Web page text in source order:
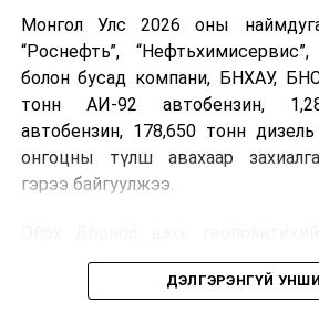
УНШСАН:
ДАРААХ МЭДЭЭ
Нийслэлийн Засаг дарга
гаргалаа
ӨМНӨХ МЭДЭЭ
Нийслэл өнөөдрөөс гамшгийн
шилжлээ
Монгол Улс 2026 оны
“Роснефть”,
болон бусад компани, БНХАУ,
тонн АИ-92 автобензин,
автобензин, 178,650 тонн
онгоцны түлш авахаар
гэрээ байгуулжээ.
Орос, Украины дайнаас
үнийн өсөлт дэлхийн зах зээлд
ДЭЛГЭРЭНГҮЙ